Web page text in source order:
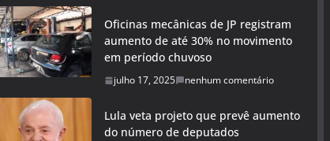
Oficinas mecânicas de JP registram
aumento de até 30% no movimento
em período chuvoso
julho 17, 2025 nenhum comentário
Lula veta projeto que prevê aumento
do número de deputados